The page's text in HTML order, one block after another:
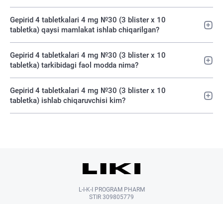
Gepirid 4 tabletkalari 4 mg №30 (3 blister х 10
tabletka) qaysi mamlakat ishlab chiqarilgan?
Gepirid 4 tabletkalari 4 mg №30 (3 blister х 10
tabletka) tarkibidagi faol modda nima?
Gepirid 4 tabletkalari 4 mg №30 (3 blister х 10
tabletka) ishlab chiqaruvchisi kim?
L-I-K-I PROGRAM PHARM
STIR 309805779